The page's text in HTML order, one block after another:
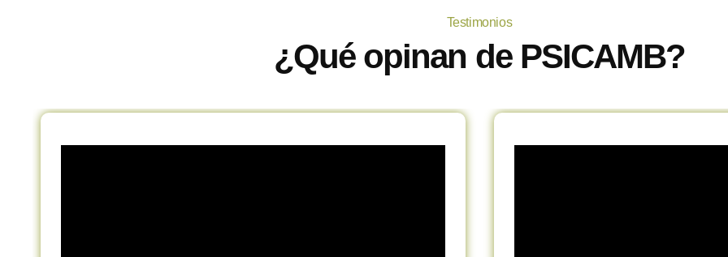
Testimonios
¿Qué opinan de PSICAMB?